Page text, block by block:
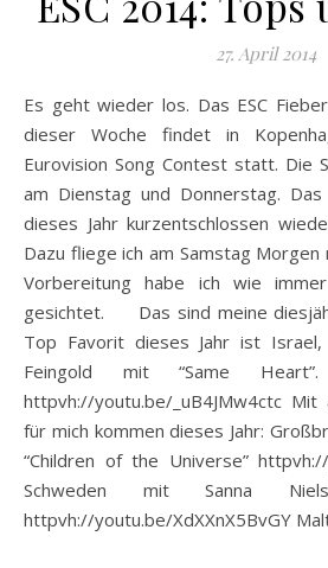
27. April 2014
Es geht wieder los. Das ESC Fieber ist ausgebrochen. In
dieser Woche findet in
Eurovision Song Contest statt. Die
am Dienstag und Donnerstag.
dieses Jahr kurzentschlossen
Dazu fliege ich am Samstag Morgen
Vorbereitung habe ich wie
gesichtet. Das sind meine
Top Favorit dieses Jahr ist
Feingold mit “Same
httpvh://youtu.be/_uB4JMw4ctc Mit
für mich kommen dieses Jahr:
“Children of the Universe”
Schweden mit Sanna
httpvh://youtu.be/XdXXnX5BvGY